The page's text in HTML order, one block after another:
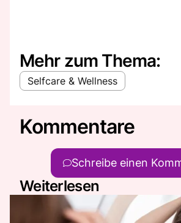
Mehr zum Thema:
Selfcare & Wellness
Kommentare
Schreibe einen
Weiterlesen